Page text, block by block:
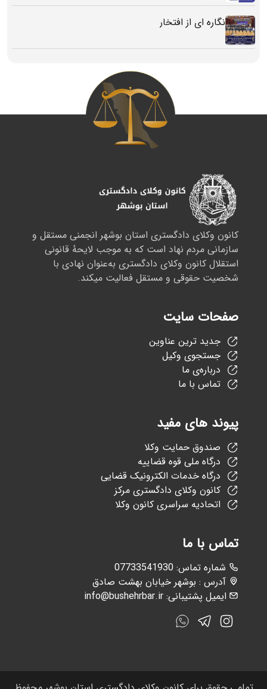
نگاره ای از افتخار
کانون وکلای دادگستری استان بوشهر انجمنی مستقل و
سازمانی مردم نهاد است که به موجب لایحهٔ قانونی
استقلال کانون وکلای دادگستری به‌عنوان نهادی با
شخصیت حقوقی و مستقل فعالیت میکند.
صفحات سایت
جدید ترین عناوین
جستجوی وکیل
درباره‌ی ما
تماس با ما
پیوند های مفید
صندوق حمایت وکلا
درگاه ملی قوه قضاییه
درگاه خدمات الکترونیک قضایی
کانون وکلای دادگستری مرکز
اتحادیه سراسری کانون وکلا
تماس با ما
07733541930
آدرس : بوشهر خیابان بهشت صادق
ایمیل پشتیبانی: info@bushehrbar.ir